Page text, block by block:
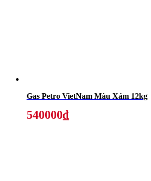
Gas Petro VietNam Màu Xám 12kg
540000₫